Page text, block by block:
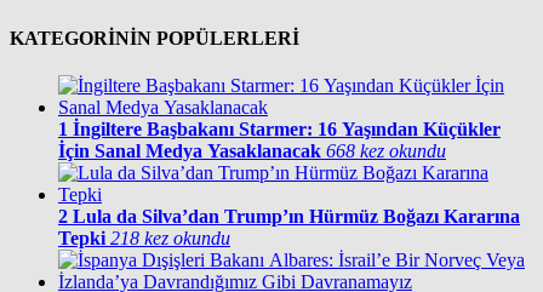
KATEGORİNİN POPÜLERLERİ
1 İngiltere Başbakanı Starmer: 16 Yaşından Küçükler
İçin Sanal Medya Yasaklanacak 668 kez okundu
2 Lula da Silva’dan Trump’ın Hürmüz Boğazı Kararına
Tepki 218 kez okundu